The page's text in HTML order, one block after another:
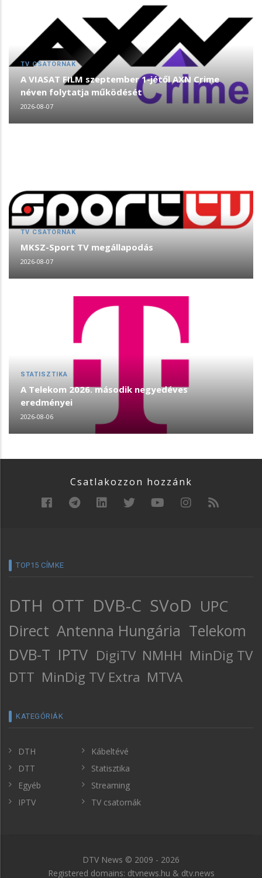
TV CSATORNÁK
A VIASAT FILM szeptember 1-jétől AXN Crime
néven folytatja működését
2026-08-07
TV CSATORNÁK
MKSZ-Sport TV megállapodás
2026-08-07
STATISZTIKA
A Telekom 2026. második negyedéves
eredményei
2026-08-06
Csatlakozzon hozzánk
TOP15 CÍMKE
DTH OTT DVB-C SVoD UPC
Direct Antenna Hungária Telekom
DVB-T IPTV DigiTV NMHH MinDig TV
DTT MinDig TV Extra MTVA
KATEGÓRIÁK
DTH
DTT
Egyéb
IPTV
Kábeltévé
Statisztika
Streaming
TV csatornák
DTV News © 2009 - 2026
Registered domains: dtvnews.hu & dtv.news